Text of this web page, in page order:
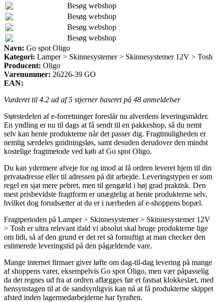
Besøg webshop
Besøg webshop
Besøg webshop
Besøg webshop
Navn: Go spot Oligo
Kategori: Lamper > Skinnesystemer > Skinnesystemer 12V > Tosh
Producent: Oligo
Varenummer: 26226-39 GO
EAN:
Vurderet til 4.2 ud af 5 stjerner baseret på 48 anmeldelser
Størstedelen af e-forretninger foreslår nu alverdens leveringsmåder.
En yndling er nu til dags at få sendt til en pakkeshop, så du nemt
selv kan hente produkterne når det passer dig. Fragtmuligheden er
nemlig særdeles gnidningsløs, samt desuden derudover den mindst
kostelige fragtmetode ved køb af Go spot Oligo.
Du kan ydermere afveje for og imod at få ordren leveret hjem til din
privatadresse eller til adressen på dit arbejde. Leveringstypen er som
regel en sjat mere pebret, men til gengæld i høj grad praktisk. Den
mest prisbevidste fragtform er unægtelig at hente produkterne selv,
hvilket dog forudsætter at du er i nærheden af e-shoppens bopæl.
Fragtperioden på Lamper > Skinnesystemer > Skinnesystemer 12V
> Tosh er ultra relevant ifald vi absolut skal bruge produkterne lige
om lidt, så af den grund er det ret så fornuftigt at man checker den
estimerede leveringstid på den pågældende vare.
Mange internet firmaer giver løfte om dag-til-dag levering på mange
af shoppens varer, eksempelvis Go spot Oligo, men vær påpasselig
da det regnes ud fra at ordren aflægges før et fastsat klokkeslæt, med
hensynstagen til at de sandsynligvis kan nå at få produkterne skippet
afsted inden lagermedarbejderne har fyraften.